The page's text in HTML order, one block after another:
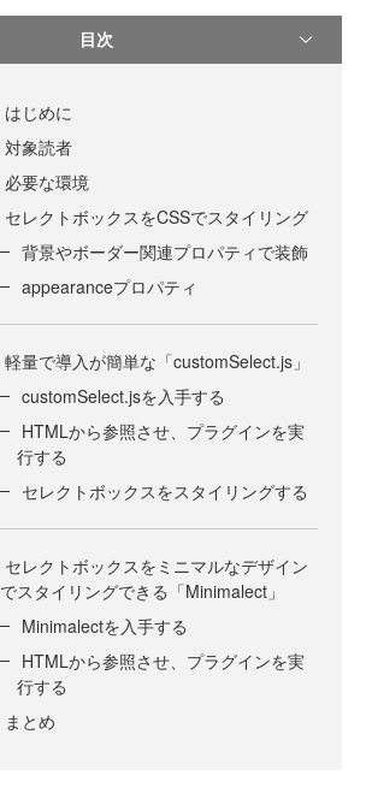
目次
はじめに
対象読者
必要な環境
セレクトボックスをCSSでスタイリング
背景やボーダー関連プロパティで装飾
appearanceプロパティ
軽量で導入が簡単な「customSelect.js」
customSelect.jsを入手する
HTMLから参照させ、プラグインを実
行する
セレクトボックスをスタイリングする
セレクトボックスをミニマルなデザイン
でスタイリングできる「Minimalect」
Minimalectを入手する
HTMLから参照させ、プラグインを実
行する
まとめ